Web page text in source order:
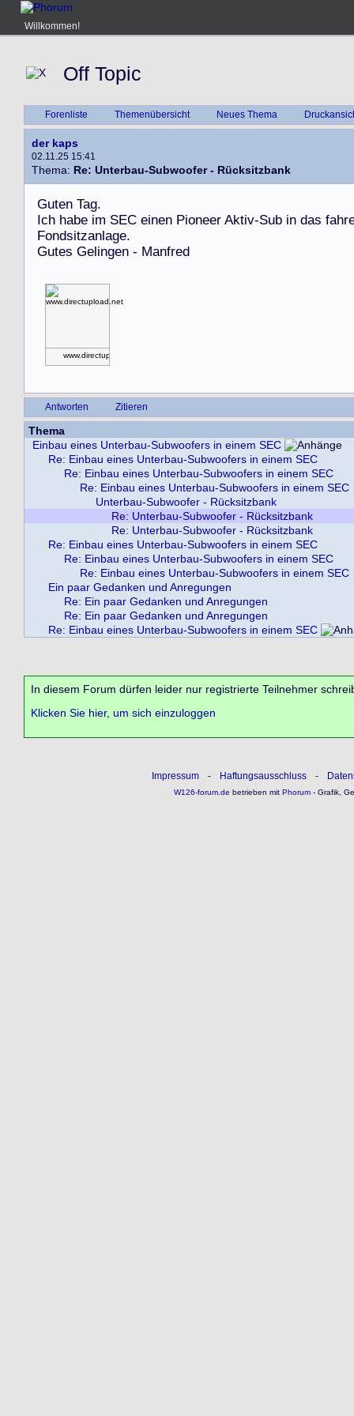
Willkommen!
Off Topic
Forenliste Themenübersicht Neues Thema
der kaps
02.11.25 15:41
Thema: Re: Unterbau-Subwoofer - Rücksitzbank
Guten Tag.
Ich habe im SEC einen Pioneer Aktiv-Sub in das fahr
Fondsitzanlage.
Gutes Gelingen - Manfred
www.directupload.net
Antworten Zitieren
Thema
Einbau eines Unterbau-Subwoofers in einem SEC
Re: Einbau eines Unterbau-Subwoofers in einem SEC
Re: Einbau eines Unterbau-Subwoofers in einem SEC
Re: Einbau eines Unterbau-Subwoofers in einem SEC
Unterbau-Subwoofer - Rücksitzbank
Re: Unterbau-Subwoofer - Rücksitzbank
Re: Unterbau-Subwoofer - Rücksitzbank
Re: Einbau eines Unterbau-Subwoofers in einem SEC
Re: Einbau eines Unterbau-Subwoofers in einem SEC
Re: Einbau eines Unterbau-Subwoofers in einem SEC
Ein paar Gedanken und Anregungen
Re: Ein paar Gedanken und Anregungen
Re: Ein paar Gedanken und Anregungen
Re: Einbau eines Unterbau-Subwoofers in einem SEC
In diesem Forum dürfen leider nur registrierte Teilnehmer
Klicken Sie hier, um sich einzuloggen
Impressum - Haftungsausschluss -
W126-forum.de betrieben mitPhorum- Grafik,